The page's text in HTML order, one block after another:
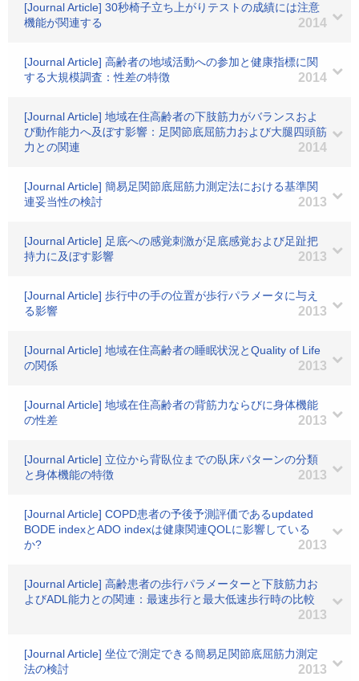
[Journal Article] 30秒椅子立ち上がりテストの成績には注意
機能が関連する
2014
[Journal Article] 高齢者の地域活動への参加と健康指標に関
する大規模調査：性差の特徴
2014
[Journal Article] 地域在住高齢者の下肢筋力がバランスおよ
び動作能力へ及ぼす影響：足関節底屈筋力および大腿四頭筋
力との関連
2014
[Journal Article] 簡易足関節底屈筋力測定法における基準関
連妥当性の検討
2013
[Journal Article] 足底への感覚刺激が足底感覚および足趾把
持力に及ぼす影響
2013
[Journal Article] 歩行中の手の位置が歩行パラメータに与え
る影響
2013
[Journal Article] 地域在住高齢者の睡眠状況とQuality of Life
の関係
2013
[Journal Article] 地域在住高齢者の背筋力ならびに身体機能
の性差
2013
[Journal Article] 立位から背臥位までの臥床パターンの分類
と身体機能の特徴
2013
[Journal Article] COPD患者の予後予測評価であるupdated
BODE indexとADO indexは健康関連QOLに影響している
か?
2013
[Journal Article] 高齢患者の歩行パラメーターと下肢筋力お
よびADL能力との関連：最速歩行と最大低速歩行時の比較
2013
[Journal Article] 坐位で測定できる簡易足関節底屈筋力測定
法の検討
2013